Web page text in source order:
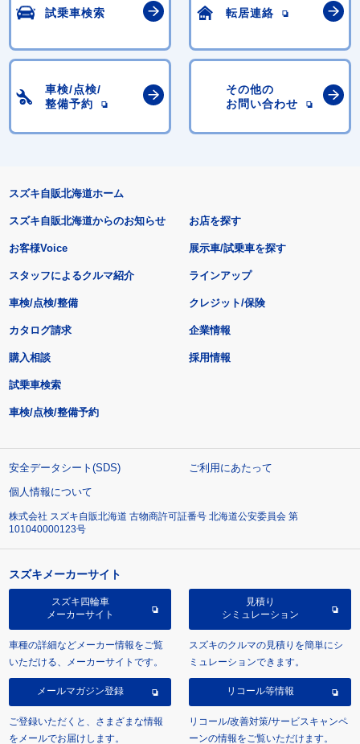
試乗車検索 転居連絡
車検/点検/
整備予約
その他の
お問い合わせ
スズキ自販北海道ホーム
スズキ自販北海道からのお知らせ
お客様Voice
スタッフによるクルマ紹介
お店を探す
展示車/試乗車を探す
ラインアップ
車検/点検/整備 クレジット/保険
カタログ請求
購入相談
試乗車検索
車検/点検/整備予約
企業情報
採用情報
安全データシート(SDS)
ご利用にあたって
個人情報について
株式会社 スズキ自販北海道 古物商許可証番号 北海道公安委員会 第
101040000123号
スズキメーカーサイト
スズキ四輪車
メーカーサイト
車種の詳細などメーカー情報をご覧
いただける、メーカーサイトです。
見積り
シミュレーション
スズキのクルマの見積りを簡単にシ
ミュレーションできます。
メールマガジン登録
ご登録いただくと、さまざまな情報
をメールでお届けします。
リコール等情報
リコール/改善対策/サービスキャンペ
ーンの情報をご覧いただけます。